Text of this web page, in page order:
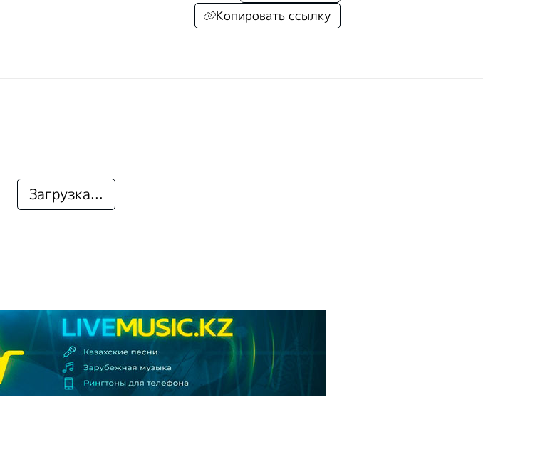
Копировать ссылку
Загрузка...